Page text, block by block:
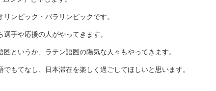
リンピック・パラリンピックです。
選手や応援の人がやってきます。
圏というか、ラテン語圏の陽気な人々もやってきます。
でもてなし、日本滞在を楽しく過ごしてほしいと思います。